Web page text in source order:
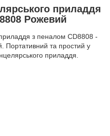
приладдя
Рожевий
з пеналом CD8808 -
Портативний та простий у
приладдя.